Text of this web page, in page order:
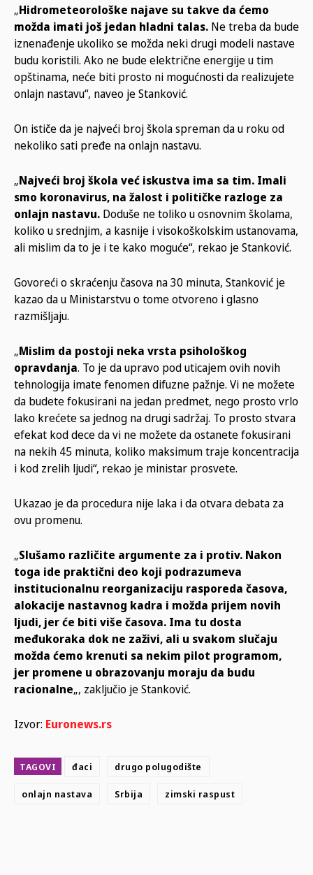
„Hidrometeorološke najave su takve da ćemo
možda imati još jedan hladni talas. Ne treba da bude
iznenađenje ukoliko se možda neki drugi modeli nastave
budu koristili. Ako ne bude električne energije u tim
opštinama, neće biti prosto ni mogućnosti da realizujete
onlajn nastavu“, naveo je Stanković.
On ističe da je najveći broj škola spreman da u roku od
nekoliko sati pređe na onlajn nastavu.
„Najveći broj škola već iskustva ima sa tim. Imali
smo koronavirus, na žalost i političke razloge za
onlajn nastavu. Doduše ne toliko u osnovnim školama,
koliko u srednjim, a kasnije i visokoškolskim ustanovama,
ali mislim da to je i te kako moguće“, rekao je Stanković.
Govoreći o skraćenju časova na 30 minuta, Stanković je
kazao da u Ministarstvu o tome otvoreno i glasno
razmišljaju.
„Mislim da postoji neka vrsta psihološkog
opravdanja. To je da upravo pod uticajem ovih novih
tehnologija imate fenomen difuzne pažnje. Vi ne možete
da budete fokusirani na jedan predmet, nego prosto vrlo
lako krećete sa jednog na drugi sadržaj. To prosto stvara
efekat kod dece da vi ne možete da ostanete fokusirani
na nekih 45 minuta, koliko maksimum traje koncentracija
i kod zrelih ljudi“, rekao je ministar prosvete.
Ukazao je da procedura nije laka i da otvara debata za
ovu promenu.
„Slušamo različite argumente za i protiv. Nakon
toga ide praktični deo koji podrazumeva
institucionalnu reorganizaciju rasporeda časova,
alokacije nastavnog kadra i možda prijem novih
ljudi, jer će biti više časova. Ima tu dosta
međukoraka dok ne zaživi, ali u svakom slučaju
možda ćemo krenuti sa nekim pilot programom,
jer promene u obrazovanju moraju da budu
racionalne„, zaključio je Stanković.
Izvor: Euronews.rs
TAGOVI đaci drugo polugodište
onlajn nastava Srbija zimski raspust